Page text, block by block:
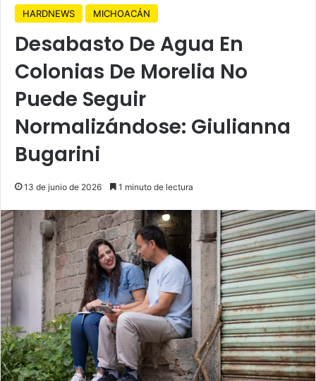
HARDNEWS MICHOACÁN
Desabasto De Agua En
Colonias De Morelia No
Puede Seguir
Normalizándose: Giulianna
Bugarini
13 de junio de 2026 1 minuto de lectura